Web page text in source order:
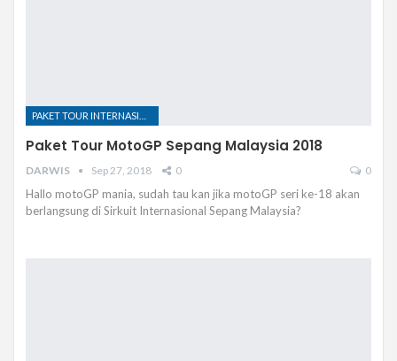
Paket Tour MotoGP Sepang Malaysia 2018
DARWIS Sep 27, 2018 0 0
Hallo motoGP mania, sudah tau kan jika motoGP seri ke-18 akan
berlangsung di Sirkuit Internasional Sepang Malaysia?